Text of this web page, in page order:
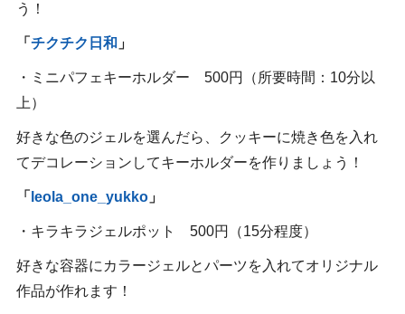
う！
「 チクチク日和 」
・ミニパフェキーホルダー 500円（所要時間：10分以
上）
好きな色のジェルを選んだら、クッキーに焼き色を入れ
てデコレーションしてキーホルダーを作りましょう！
「 leola_one_yukko」
・キラキラジェルポット 500円（15分程度）
好きな容器にカラージェルとパーツを入れてオリジナル
作品が作れます！